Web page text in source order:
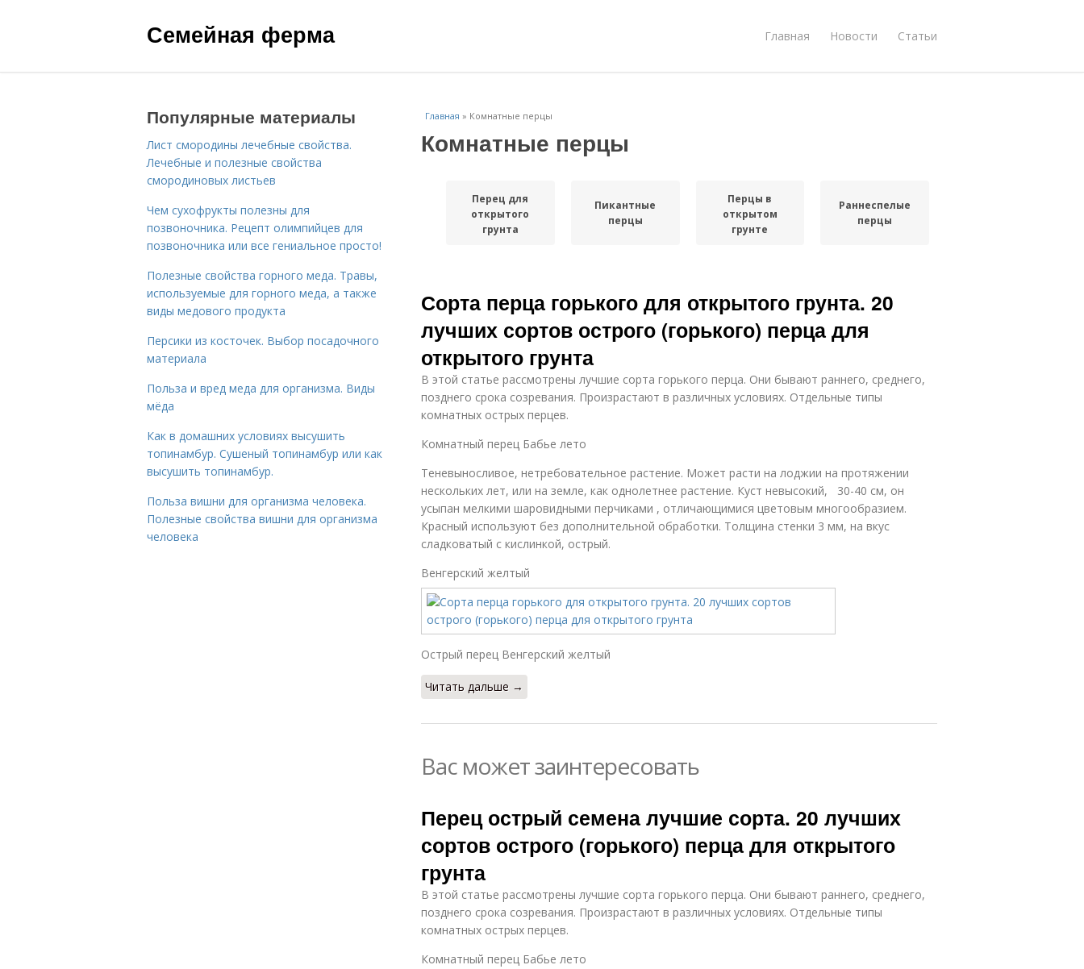
Семейная ферма Главная Новости Статьи
Главная » Комнатные перцы
Комнатные перцы
Перец для
открытого
грунта
Пикантные
перцы
Перцы в
открытом
грунте
Раннеспелые
перцы
Сорта перца горького для открытого грунта. 20
лучших сортов острого (горького) перца для
открытого грунта
В этой статье рассмотрены лучшие сорта горького перца. Они бывают раннего, среднего,
позднего срока созревания. Произрастают в различных условиях. Отдельные типы
комнатных острых перцев.
Комнатный перец Бабье лето
Теневыносливое, нетребовательное растение. Может расти на лоджии на протяжении
нескольких лет, или на земле, как однолетнее растение. Куст невысокий, 30-40 см, он
усыпан мелкими шаровидными перчиками , отличающимися цветовым многообразием.
Красный используют без дополнительной обработки. Толщина стенки 3 мм, на вкус
сладковатый с кислинкой, острый.
Венгерский желтый
Острый перец Венгерский желтый
Читать дальше →
Вас может заинтересовать
Перец острый семена лучшие сорта. 20 лучших
сортов острого (горького) перца для открытого
грунта
В этой статье рассмотрены лучшие сорта горького перца. Они бывают раннего, среднего,
позднего срока созревания. Произрастают в различных условиях. Отдельные типы
комнатных острых перцев.
Комнатный перец Бабье лето
Популярные материалы
Лист смородины лечебные свойства.
Лечебные и полезные свойства
смородиновых листьев
Чем сухофрукты полезны для
позвоночника. Рецепт олимпийцев для
позвоночника или все гениальное просто!
Полезные свойства горного меда. Травы,
используемые для горного меда, а также
виды медового продукта
Персики из косточек. Выбор посадочного
материала
Польза и вред меда для организма. Виды
мёда
Как в домашних условиях высушить
топинамбур. Сушеный топинамбур или как
высушить топинамбур.
Польза вишни для организма человека.
Полезные свойства вишни для организма
человека